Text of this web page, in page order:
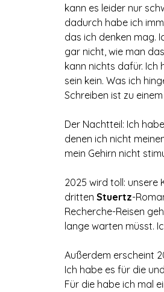
kann es leider nur
dadurch habe ich
das ich denken mag.
gar nicht, wie man
kann nichts dafür. Ich
sein kein. Was ich
Schreiben ist zu
Der Nachtteil: Ich
denen ich nicht
mein Gehirn nicht
2025 wird toll: unsere
dritten Stuertz-
Recherche-Reisen
lange warten müsst.
Außerdem erscheint
Ich habe es für die
Für die habe ich mal